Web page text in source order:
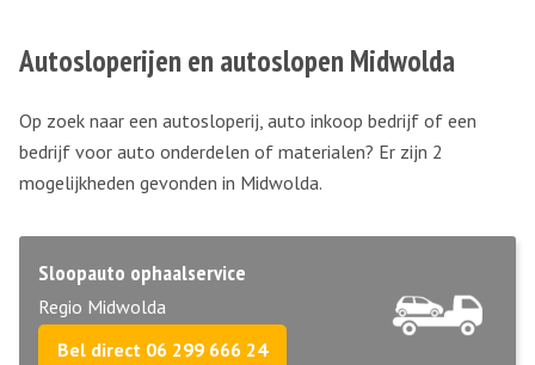
Autosloperijen en autoslopen Midwolda
Op zoek naar een autosloperij, auto inkoop bedrijf of een
bedrijf voor auto onderdelen of materialen? Er zijn 2
mogelijkheden gevonden in Midwolda.
Sloopauto ophaalservice
Regio Midwolda
Bel direct 06 299 666 24